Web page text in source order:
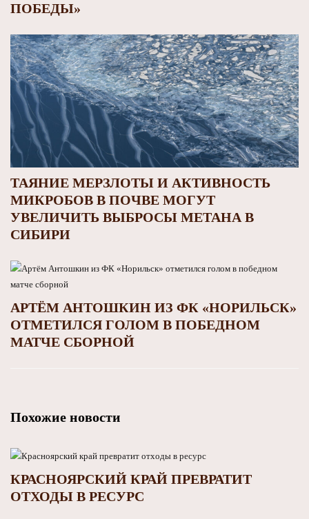
ПОБЕДЫ»
ТАЯНИЕ МЕРЗЛОТЫ И АКТИВНОСТЬ
МИКРОБОВ В ПОЧВЕ МОГУТ
УВЕЛИЧИТЬ ВЫБРОСЫ МЕТАНА В
СИБИРИ
АРТЁМ АНТОШКИН ИЗ ФК «НОРИЛЬСК»
ОТМЕТИЛСЯ ГОЛОМ В ПОБЕДНОМ
МАТЧЕ СБОРНОЙ
Похожие новости
КРАСНОЯРСКИЙ КРАЙ ПРЕВРАТИТ
ОТХОДЫ В РЕСУРС